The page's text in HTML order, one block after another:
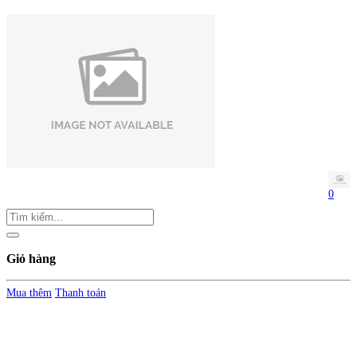
0
Giỏ hàng
Mua thêm Thanh toán